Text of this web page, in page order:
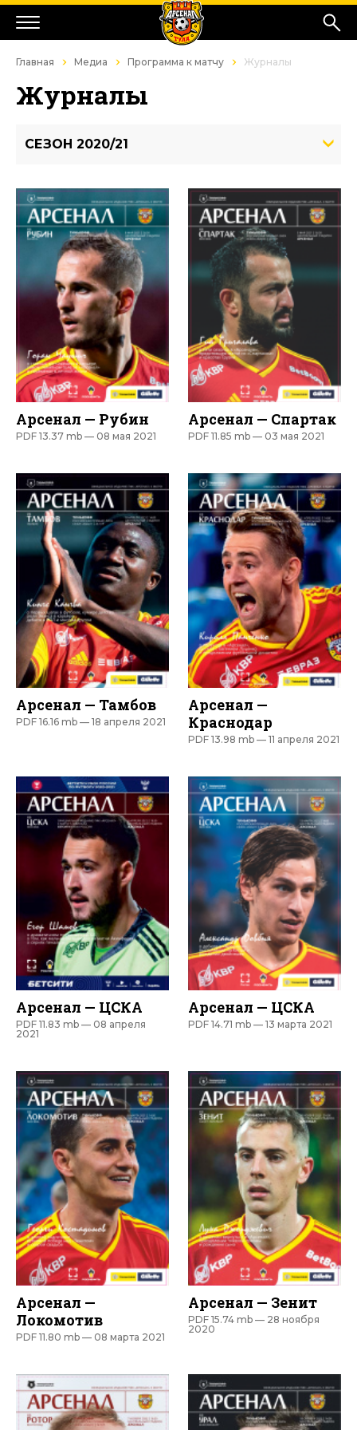
Главная Медиа Программа к матчу Журналы
Журналы
СЕЗОН 2020/21
Арсенал — Рубин
PDF 13.37 mb — 08 мая 2021
Арсенал — Спартак
PDF 11.85 mb — 03 мая 2021
Арсенал — Тамбов
PDF 16.16 mb — 18 апреля 2021
Арсенал —
Краснодар
PDF 13.98 mb —11 апреля 2021
Арсенал — ЦСКА
PDF 11.83 mb — 08 апреля
2021
Арсенал — ЦСКА
PDF 14.71 mb —13 марта 2021
Арсенал —
Локомотив
PDF 11.80 mb — 08 марта 2021
Арсенал — Зенит
PDF 15.74 mb — 28 ноября
2020